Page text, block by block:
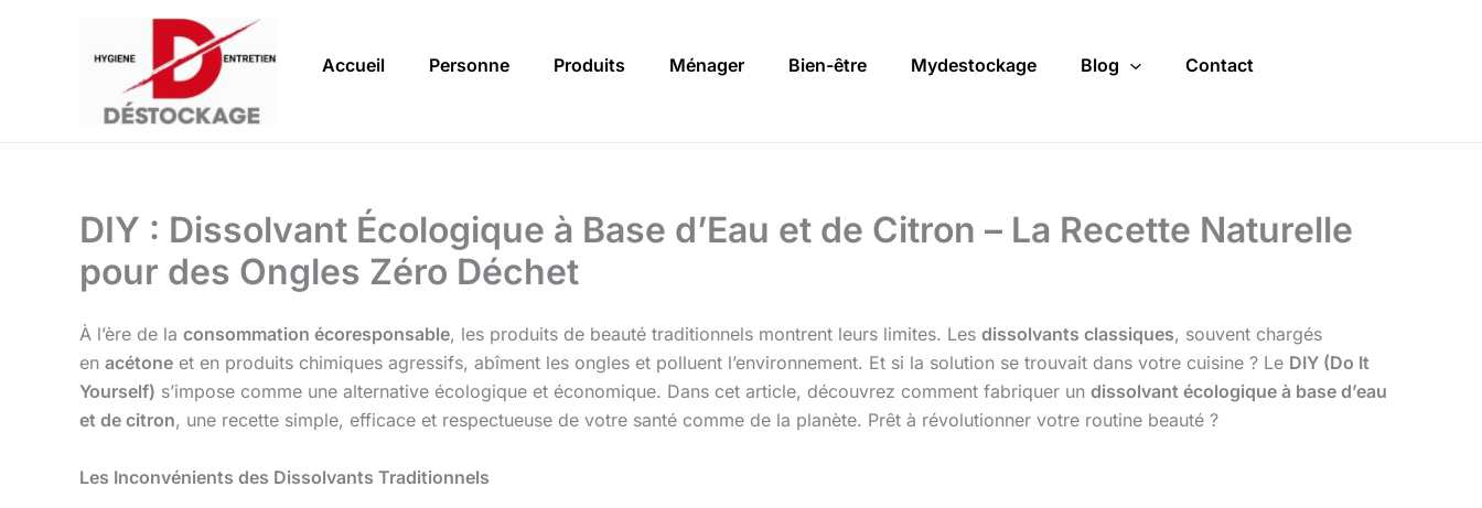
Accueil Personne Produits Ménager Bien-être Mydestockage Blog Contact
DIY : Dissolvant Écologique à Base d’Eau et de Citron – La Recette Naturelle
pour des Ongles Zéro Déchet
À l’ère de la consommation écoresponsable, les produits de beauté traditionnels montrent leurs limites. Les dissolvants classiques, souvent chargés
en acétone et en produits chimiques agressifs, abîment les ongles et polluent l’environnement. Et si la solution se trouvait dans votre cuisine ? Le DIY (Do It
Yourself) s’impose comme une alternative écologique et économique. Dans cet article, découvrez comment fabriquer un dissolvant écologique à base d’eau
et de citron, une recette simple, efficace et respectueuse de votre santé comme de la planète. Prêt à révolutionner votre routine beauté ?
Les Inconvénients des Dissolvants Traditionnels